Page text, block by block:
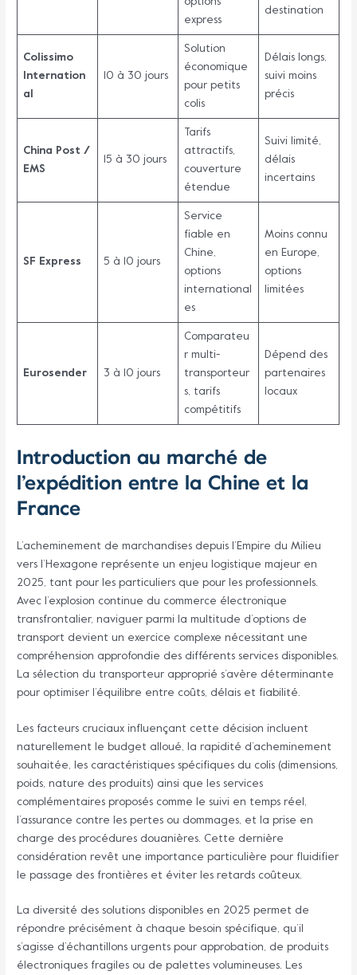
express
destination
Colissimo
Internation
al
10 à 30 jours
Solution
économique
pour petits
colis
Délais longs,
suivi moins
précis
China Post /
EMS
15 à 30 jours
Tarifs
attractifs,
couverture
étendue
Suivi limité,
délais
incertains
SF Express 5 à 10 jours
Service
fiable en
Chine,
options
international
es
Moins connu
en Europe,
options
limitées
Eurosender 3 à 10 jours
Comparateu
r multi-
transporteur
s, tarifs
compétitifs
Dépend des
partenaires
locaux
Introduction au marché de
l’expédition entre la Chine et la
France
L’acheminement de marchandises depuis l’Empire du Milieu
vers l’Hexagone représente un enjeu logistique majeur en
2025, tant pour les particuliers que pour les professionnels.
Avec l’explosion continue du commerce électronique
transfrontalier, naviguer parmi la multitude d’options de
transport devient un exercice complexe nécessitant une
compréhension approfondie des différents services disponibles.
La sélection du transporteur approprié s’avère déterminante
pour optimiser l’équilibre entre coûts, délais et fiabilité.
Les facteurs cruciaux influençant cette décision incluent
naturellement le budget alloué, la rapidité d’acheminement
souhaitée, les caractéristiques spécifiques du colis (dimensions,
poids, nature des produits) ainsi que les services
complémentaires proposés comme le suivi en temps réel,
l’assurance contre les pertes ou dommages, et la prise en
charge des procédures douanières. Cette dernière
considération revêt une importance particulière pour fluidifier
le passage des frontières et éviter les retards coûteux.
La diversité des solutions disponibles en 2025 permet de
répondre précisément à chaque besoin spécifique, qu’il
s’agisse d’échantillons urgents pour approbation, de produits
électroniques fragiles ou de palettes volumineuses. Les